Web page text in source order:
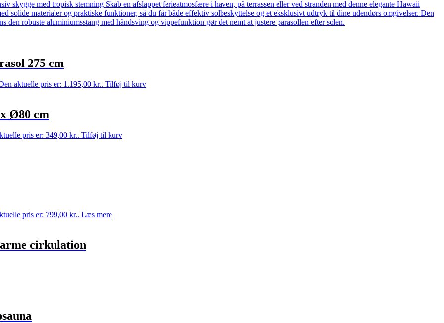
275 cm
aktuelle pris er: 1.195,00 kr.. Tilføj til kurv
Ø80 cm
pris er: 349,00 kr.. Tilføj til kurv
pris er: 799,00 kr.. Læs mere
cirkulation